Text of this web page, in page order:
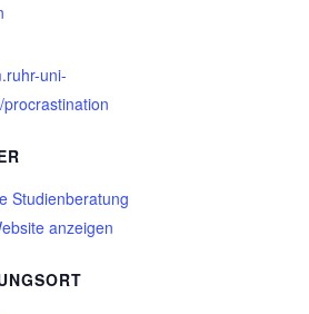
uni-
Studienberatung
anzeigen